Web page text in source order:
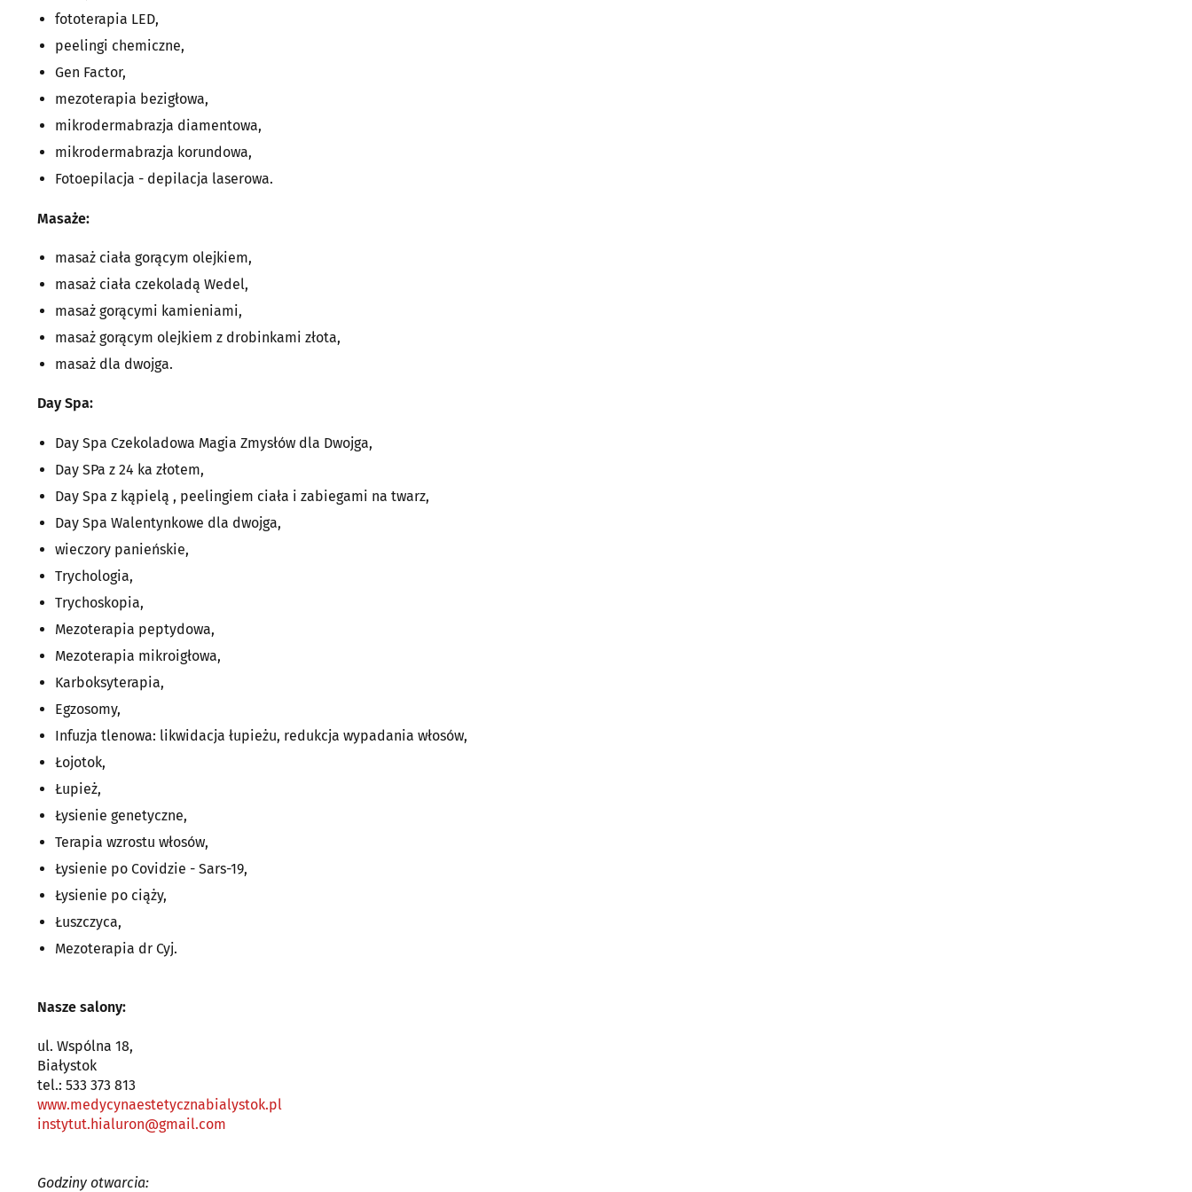
fototerapia LED,
peelingi chemiczne,
Gen Factor,
mezoterapia bezigłowa,
mikrodermabrazja diamentowa,
mikrodermabrazja korundowa,
Fotoepilacja - depilacja laserowa.
Masaże:
masaż ciała gorącym olejkiem,
masaż ciała czekoladą Wedel,
masaż gorącymi kamieniami,
masaż gorącym olejkiem z drobinkami złota,
masaż dla dwojga.
Day Spa:
Day Spa Czekoladowa Magia Zmysłów dla Dwojga,
Day SPa z 24 ka złotem,
Day Spa z kąpielą , peelingiem ciała i zabiegami na twarz,
Day Spa Walentynkowe dla dwojga,
wieczory panieńskie,
Trychologia,
Trychoskopia,
Mezoterapia peptydowa,
Mezoterapia mikroigłowa,
Karboksyterapia,
Egzosomy,
Infuzja tlenowa: likwidacja łupieżu, redukcja wypadania włosów,
Łojotok,
Łupież,
Łysienie genetyczne,
Terapia wzrostu włosów,
Łysienie po Covidzie - Sars-19,
Łysienie po ciąży,
Łuszczyca,
Mezoterapia dr Cyj.
Nasze salony:
ul. Wspólna 18,
Białystok
tel.: 533 373 813
www.medycynaestetycznabialystok.pl
instytut.hialuron@gmail.com
Godziny otwarcia: